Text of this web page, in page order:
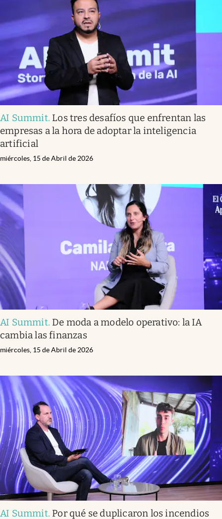
Mundial 2026
Eventos Corporativos
El Cronista Studio
Mediakit
abre en nueva pestaña
Argentina
AI Summit. Los tres desafíos que enfrentan las
empresas a la hora de adoptar la inteligencia
artificial
miércoles, 15 de Abril de 2026
AI Summit. De moda a modelo operativo: la IA
cambia las finanzas
miércoles, 15 de Abril de 2026
AI Summit. Por qué se duplicaron los incendios